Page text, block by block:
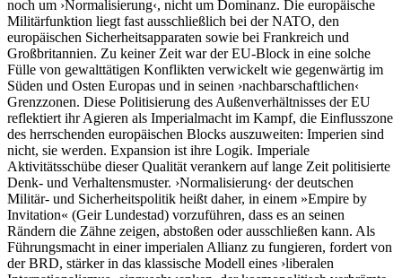
noch um ›Normalisierung‹, nicht um Dominanz. Die europäische
Militär­funktion liegt fast ausschließlich bei der NATO, den
europäischen Sicherheitsapparaten sowie bei Frankreich und
Großbritannien. Zu keiner Zeit war der EU-Block in eine solche
Fülle von gewalttätigen Konflikten verwickelt wie gegenwärtig im
Süden und Osten Europas und in seinen ›nachbarschaftlichen‹
Grenzzonen. Diese Politisierung des Außenverhältnisses der EU
reflektiert ihr Agieren als Imperialmacht im Kampf, die Einflusszone
des herrschenden europäischen Blocks auszuweiten: Imperien sind
nicht, sie werden. Expansion ist ihre Logik. Imperiale
Aktivitätsschübe dieser Qualität verankern auf lange Zeit politisierte
Denk- und Verhaltensmuster. ›Normalisierung‹ der deutschen
Militär- und Sicherheitspolitik heißt daher, in einem »Empire by
Invitation« (Geir Lundestad) vorzuführen, dass es an seinen
Rändern die Zähne zeigen, abstoßen oder ausschließen kann. Als
Führungsmacht in einer imperialen Allianz zu fungieren, fordert von
der BRD, stärker in das klassische Modell eines ›liberalen